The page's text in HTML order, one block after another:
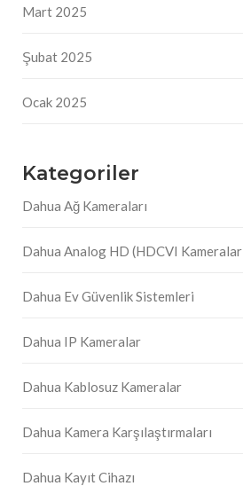
Mart 2025
Şubat 2025
Ocak 2025
Kategoriler
Dahua Ağ Kameraları
Dahua Analog HD (HDCVI Kameralar
Dahua Ev Güvenlik Sistemleri
Dahua IP Kameralar
Dahua Kablosuz Kameralar
Dahua Kamera Karşılaştırmaları
Dahua Kayıt Cihazı